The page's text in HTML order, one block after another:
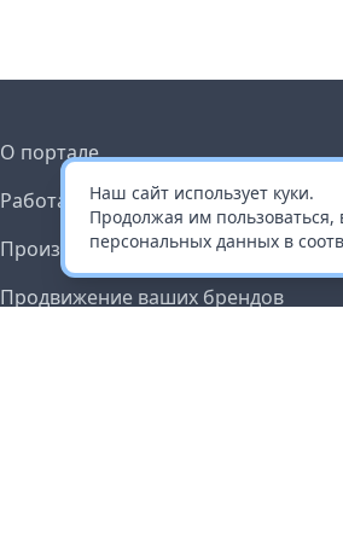
Наш сайт использует куки.
Продолжая им пользоваться,
персональных данных в
О портале
Работа с платформой
Производителям и
Продвижение ваших брендов